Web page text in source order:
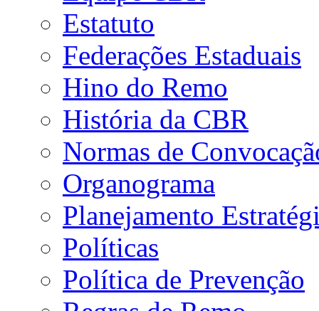
Estatuto
Federações Estaduais
Hino do Remo
História da CBR
Normas de
Organograma
Planejamento
Políticas
Política de Prevenção